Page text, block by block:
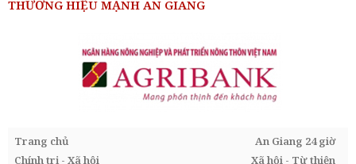
THƯƠNG HIỆU MẠNH AN GIANG
Trang chủ
An Giang 24 giờ
Chính trị - Xã hội
Xã hội - Từ thiện